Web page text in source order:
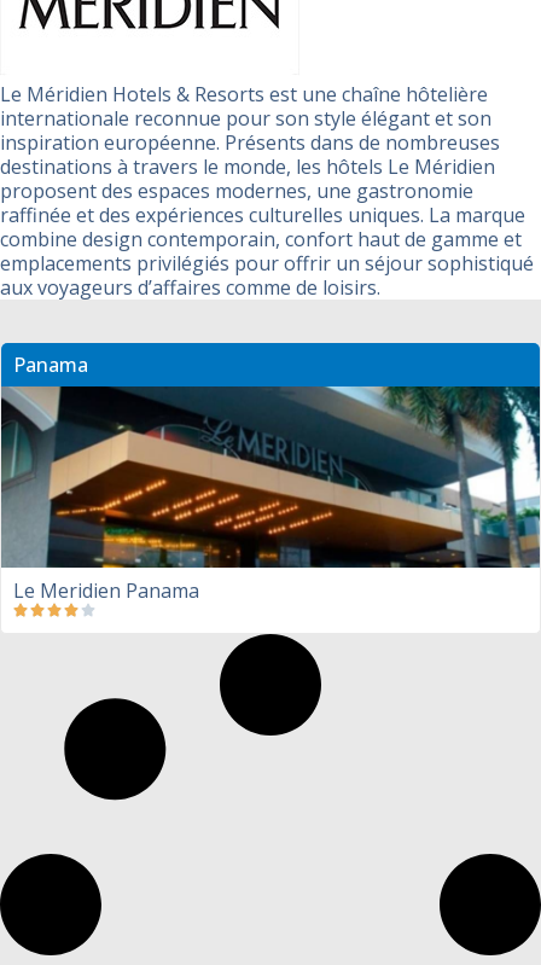
Le Méridien Hotels & Resorts est une chaîne hôtelière
internationale reconnue pour son style élégant et son
inspiration européenne. Présents dans de nombreuses
destinations à travers le monde, les hôtels Le Méridien
proposent des espaces modernes, une gastronomie
raffinée et des expériences culturelles uniques. La marque
combine design contemporain, confort haut de gamme et
emplacements privilégiés pour offrir un séjour sophistiqué
aux voyageurs d’affaires comme de loisirs.
Panama
Le Meridien Panama